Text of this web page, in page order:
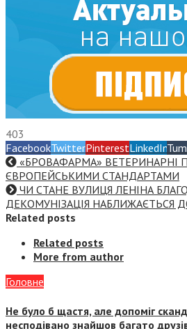
403
FacebookTwitterPinterestLinkedIn
«БРОВАФАРМА» ВЕТЕРИНАРНІ
ЄВРОПЕЙСЬКИМИ СТАНДАРТАМИ
ЧИ СТАНЕ ВУЛИЦЯ ЛЕНІНА
ДЕКОМУНІЗАЦІЯ НАБЛИЖАЄТЬСЯ
Related posts
Related posts
More from author
Головне
Не було б щастя, але допоміг
несподівано знайшов багато